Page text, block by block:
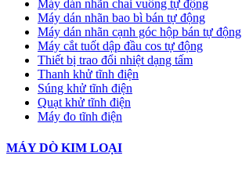
Máy dán nhãn chai vuông tự động
Máy dán nhãn bao bì bán tự động
Máy dán nhãn cạnh góc hộp bán tự động
Máy cắt tuốt dập đầu cos tự động
Thiết bị trao đổi nhiệt dạng tấm
Thanh khử tĩnh điện
Súng khử tĩnh điện
Quạt khử tĩnh điện
Máy đo tĩnh điện
MÁY DÒ KIM LOẠI